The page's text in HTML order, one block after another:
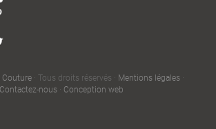
Couture · Tous droits réservés · Mentions légales ·
Contactez-nous · Conception web